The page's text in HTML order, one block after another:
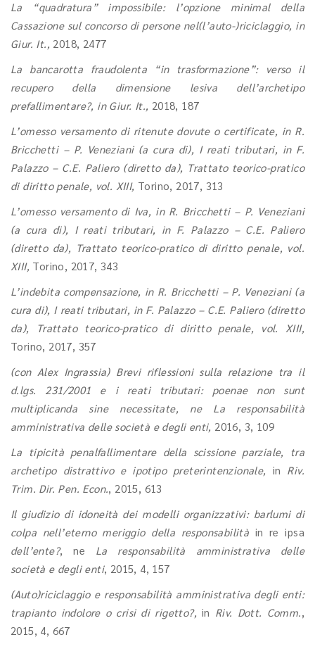
La “quadratura” impossibile: l’opzione minimal della
Cassazione sul concorso di persone nel(l’auto-)riciclaggio, in
Giur. It., 2018, 2477
La bancarotta fraudolenta “in trasformazione”: verso il
recupero della dimensione lesiva dell’archetipo
prefallimentare?, in Giur. It., 2018, 187
L’omesso versamento di ritenute dovute o certificate, in R.
Bricchetti – P. Veneziani (a cura di), I reati tributari, in F.
Palazzo – C.E. Paliero (diretto da), Trattato teorico-pratico
di diritto penale, vol. XIII, Torino, 2017, 313
L’omesso versamento di Iva, in R. Bricchetti – P. Veneziani
(a cura di), I reati tributari, in F. Palazzo – C.E. Paliero
(diretto da), Trattato teorico-pratico di diritto penale, vol.
XIII, Torino, 2017, 343
L’indebita compensazione, in R. Bricchetti – P. Veneziani (a
cura di), I reati tributari, in F. Palazzo – C.E. Paliero (diretto
da), Trattato teorico-pratico di diritto penale, vol. XIII,
Torino, 2017, 357
(con Alex Ingrassia) Brevi riflessioni sulla relazione tra il
d.lgs. 231/2001 e i reati tributari: poenae non sunt
multiplicanda sine necessitate, ne La responsabilità
amministrativa delle società e degli enti, 2016, 3, 109
La tipicità penalfallimentare della scissione parziale, tra
archetipo distrattivo e ipotipo preterintenzionale, in Riv.
Trim. Dir. Pen. Econ., 2015, 613
Il giudizio di idoneità dei modelli organizzativi: barlumi di
colpa nell’eterno meriggio della responsabilità in re ipsa
dell’ente?, ne La responsabilità amministrativa delle
società e degli enti, 2015, 4, 157
(Auto)riciclaggio e responsabilità amministrativa degli enti:
trapianto indolore o crisi di rigetto?, in Riv. Dott. Comm.,
2015, 4, 667